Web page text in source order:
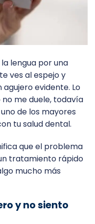
lengua por una
ves al espejo y
evidente. Lo
me duele, todavía
de los mayores
tu salud dental.
que el problema
tratamiento rápido
mucho más
y no siento